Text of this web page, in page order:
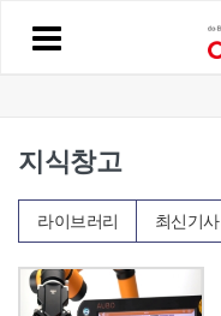
지식창고
라이브러리 최신기사